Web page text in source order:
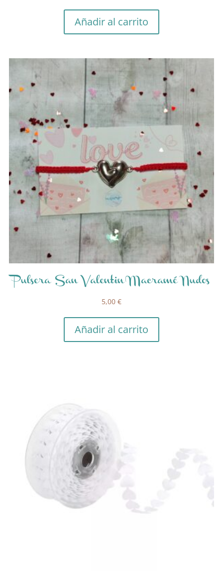
Añadir al carrito
Pulsera San Valentin Macramé Nudos
5,00 €
Añadir al carrito